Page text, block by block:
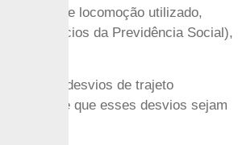
o meio de locomoção utilizado,
de Benefícios da Previdência Social),
admite desvios de trajeto
desde que esses desvios sejam